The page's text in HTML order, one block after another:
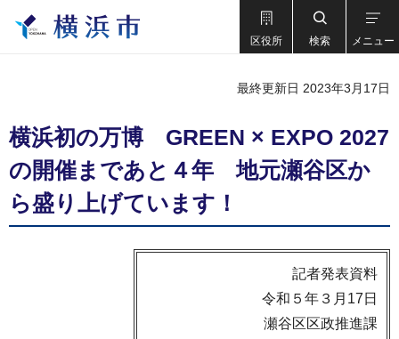
区役所 検索 メニュー
最終更新日 2023年3月17日
横浜初の万博 GREEN × EXPO 2027
の開催まであと４年 地元瀬谷区か
ら盛り上げています！
記者発表資料
令和５年３月17日
瀬谷区区政推進課